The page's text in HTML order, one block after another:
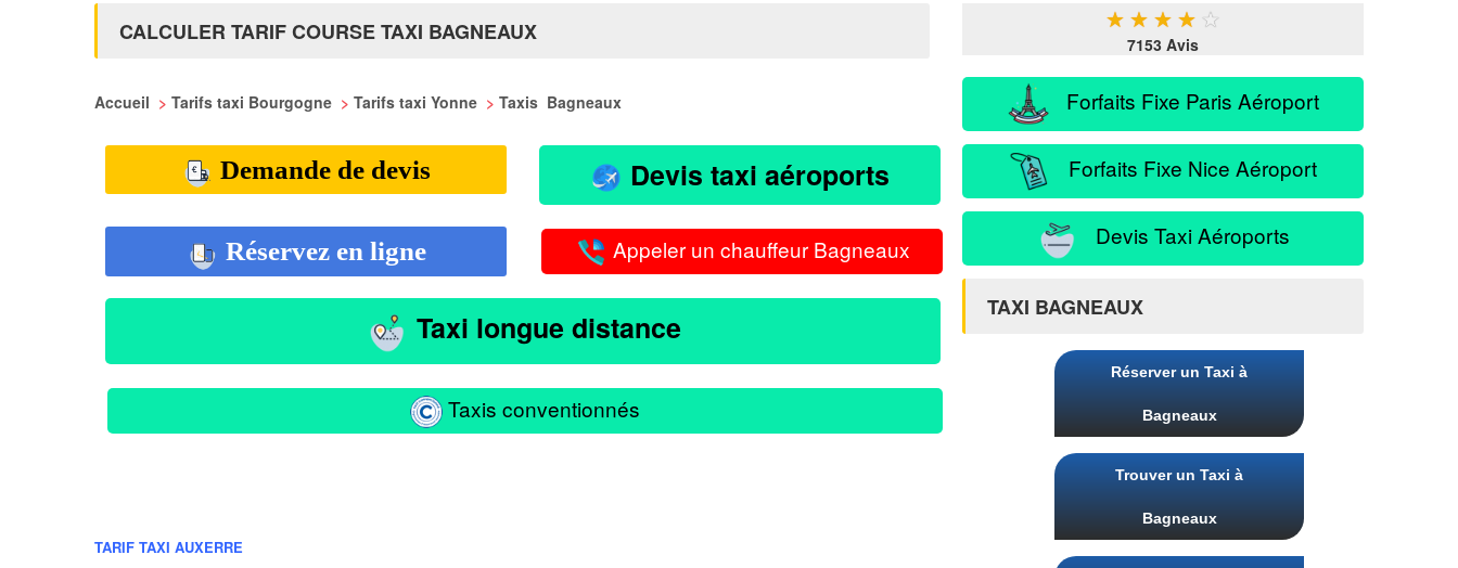
CALCULER TARIF COURSE TAXI BAGNEAUX
Accueil > Tarifs taxi Bourgogne > Tarifs taxi Yonne > Taxis Bagneaux
Demande de devis Devis taxi aéroports
Réservez en ligne Appeler un chauffeur Bagneaux
Taxi longue distance
Taxis conventionnés
TARIF TAXI AUXERRE
★ ★ ★ ★ ★
7153 Avis
Forfaits Fixe Paris Aéroport
Forfaits Fixe Nice Aéroport
Devis Taxi Aéroports
TAXI BAGNEAUX
Réserver un Taxi à
Bagneaux
Trouver un Taxi à
Bagneaux